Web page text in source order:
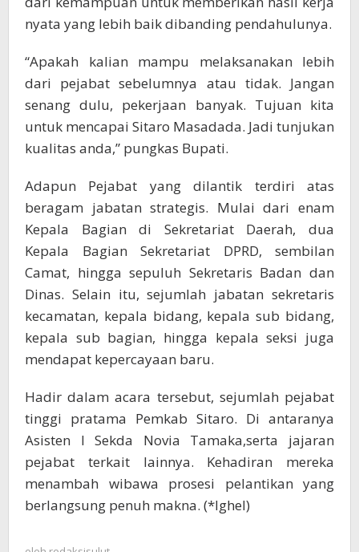
nyata yang lebih baik dibanding pendahulunya.
“Apakah kalian mampu melaksanakan lebih
dari pejabat sebelumnya atau tidak. Jangan
senang dulu, pekerjaan banyak. Tujuan kita
untuk mencapai Sitaro Masadada. Jadi tunjukan
kualitas anda,” pungkas Bupati.
Adapun Pejabat yang dilantik terdiri atas
beragam jabatan strategis. Mulai dari enam
Kepala Bagian di Sekretariat Daerah, dua
Kepala Bagian Sekretariat DPRD, sembilan
Camat, hingga sepuluh Sekretaris Badan dan
Dinas. Selain itu, sejumlah jabatan sekretaris
kecamatan, kepala bidang, kepala sub bidang,
kepala sub bagian, hingga kepala seksi juga
mendapat kepercayaan baru.
Hadir dalam acara tersebut, sejumlah pejabat
tinggi pratama Pemkab Sitaro. Di antaranya
Asisten I Sekda Novia Tamaka,serta jajaran
pejabat terkait lainnya. Kehadiran mereka
menambah wibawa prosesi pelantikan yang
berlangsung penuh makna. (*Ighel)